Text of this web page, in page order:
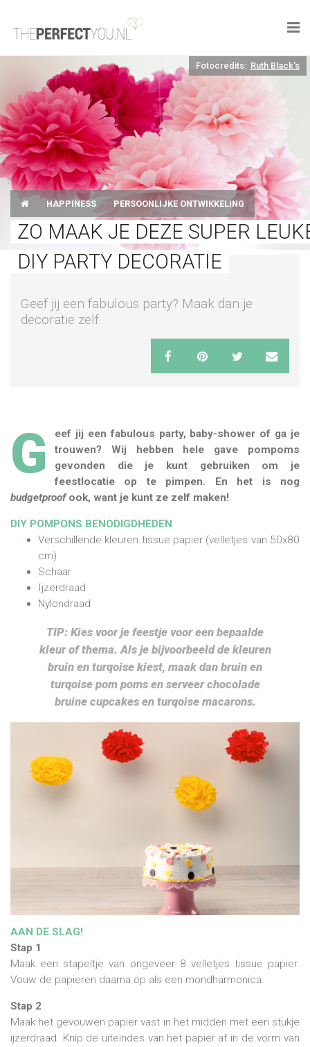

KNAPLEKKER
FOOD
SPORT
DROOM HOME
STYLE
WELL TRAVELED
Fotocredits: Ruth Black's
HAPPINESS PERSOONLIJKE ONTWIKKELING
ZO MAAK JE DEZE SUPER
DIY PARTY DECORATIE
Geef jij een fabulous party? Maak dan je
decoratie zelf.
G
eef jij een fabulous party, baby-shower of ga je
trouwen? Wij hebben hele gave pompoms
gevonden die je kunt gebruiken om je
feestlocatie op te pimpen. En het is nog
budgetproofook, want je kunt ze zelf maken!
DIY POMPONS BENODIGDHEDEN
Verschillende kleuren tissue papier (velletjes van 50x80
cm)
Schaar
Ijzerdraad
Nylondraad
TIP: Kies voor je feestje voor een bepaalde
kleur of thema. Als je bijvoorbeeld de kleuren
bruin en turqoise kiest, maak dan bruin en
turqoise pom poms en serveer chocolade
bruine cupcakes en turqoise macarons.
AAN DE SLAG!
Stap 1
Maak een stapeltje van ongeveer 8 velletjes tissue papier.
Vouw de papieren daarna op als een mondharmonica.
Stap 2
Maak het gevouwen papier vast in het midden met een stukje
ijzerdraad. Knip de uiteindes van het papier af in de vorm van